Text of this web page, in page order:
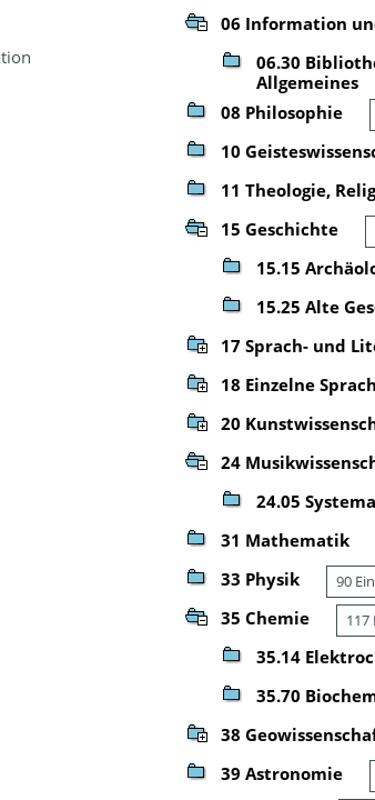
06 Information
06.30
Allgemeines
08 Philosophie
10
11 Theologie,
15 Geschichte
15.15
15.25 Alte
17 Sprach- und
18 Einzelne
20
24
24.05
31 Mathematik
33 Physik 90
35 Chemie 117
35.14
35.70
38
39 Astronomie